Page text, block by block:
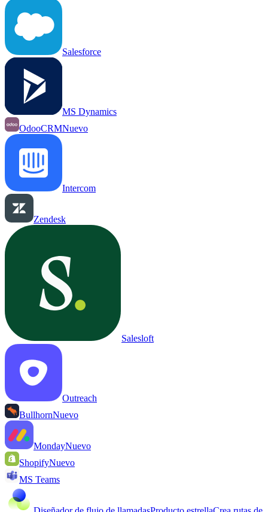
Salesforce
MS Dynamics
OdooCRMNuevo
Intercom
Zendesk
Salesloft
Outreach
BullhornNuevo
MondayNuevo
ShopifyNuevo
MS Teams